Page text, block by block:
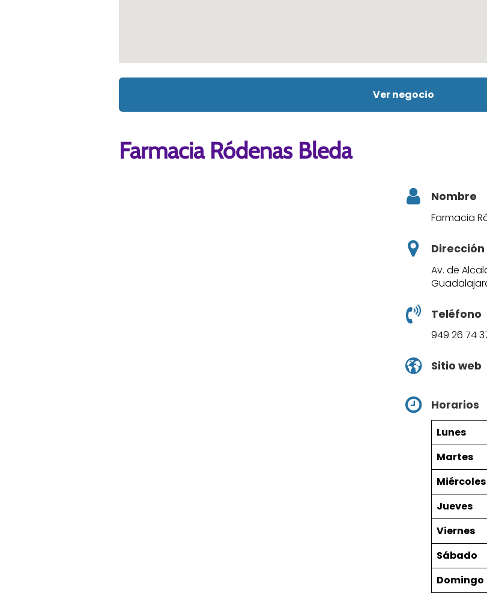
Ver negocio
Farmacia Ródenas Bleda
Nombre
Farmacia
Dirección
Av. de
Teléfono
949 26 74
Sitio web
Horarios
Lunes
Martes
Miércoles
Jueves
Viernes
Sábado
Domingo